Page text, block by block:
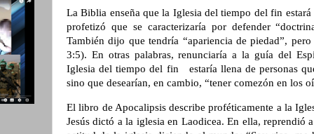
La Biblia enseña que la Iglesia del tiempo del fin
profetizó que se caracterizaría por defender
También dijo que tendría “apariencia de piedad”,
3:5). En otras palabras, renunciaría a la guía del
Iglesia del tiempo del fin estaría llena de personas
sino que desearían, en cambio, “tener comezón en los
El libro de Apocalipsis describe proféticamente a la
Jesús dictó a la iglesia en Laodicea. En ella, reprendió